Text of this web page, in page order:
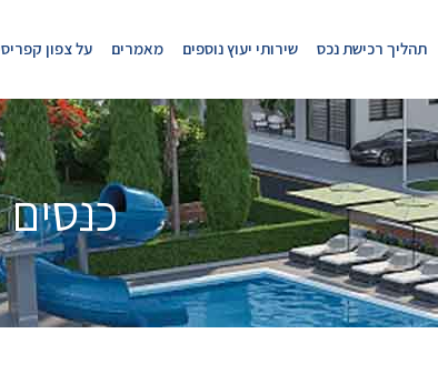
תהליך רכישת נכס שירותי יעוץ נוספים מאמרים על צפון
כנסים